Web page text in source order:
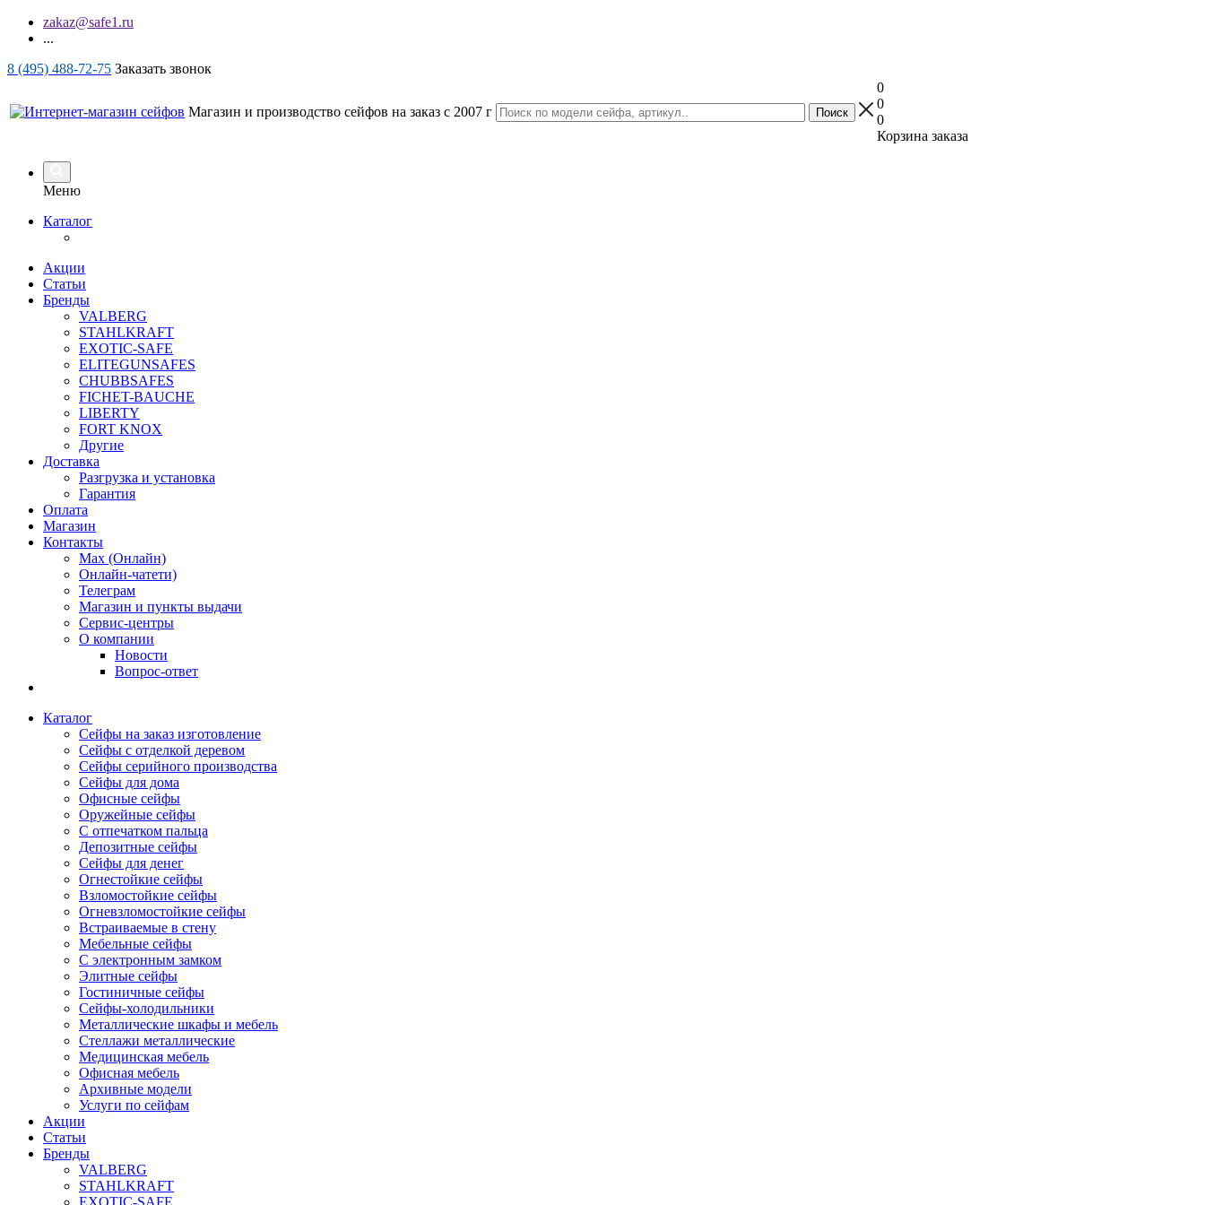
zakaz@safe1.ru
...
8 (495) 488-72-75 Заказать звонок
Магазин и производство сейфов на заказ с 2007 г
0
0
0
Корзина заказа
Меню
Каталог
Акции
Статьи
Бренды
VALBERG
STAHLKRAFT
EXOTIC-SAFE
ELITEGUNSAFES
CHUBBSAFES
FICHET-BAUCHE
LIBERTY
FORT KNOX
Другие
Доставка
Разгрузка и установка
Гарантия
Оплата
Магазин
Контакты
Max (Онлайн)
Онлайн-чатети)
Телеграм
Магазин и пункты выдачи
Сервис-центры
О компании
Новости
Вопрос-ответ
Каталог
Сейфы на заказ изготовление
Сейфы с отделкой деревом
Сейфы серийного производства
Сейфы для дома
Офисные сейфы
Оружейные сейфы
С отпечатком пальца
Депозитные сейфы
Сейфы для денег
Огнестойкие сейфы
Взломостойкие сейфы
Огневзломостойкие сейфы
Встраиваемые в стену
Мебельные сейфы
С электронным замком
Элитные сейфы
Гостиничные сейфы
Сейфы-холодильники
Металлические шкафы и мебель
Стеллажи металлические
Медицинская мебель
Офисная мебель
Архивные модели
Услуги по сейфам
Акции
Статьи
Бренды
VALBERG
STAHLKRAFT
EXOTIC-SAFE